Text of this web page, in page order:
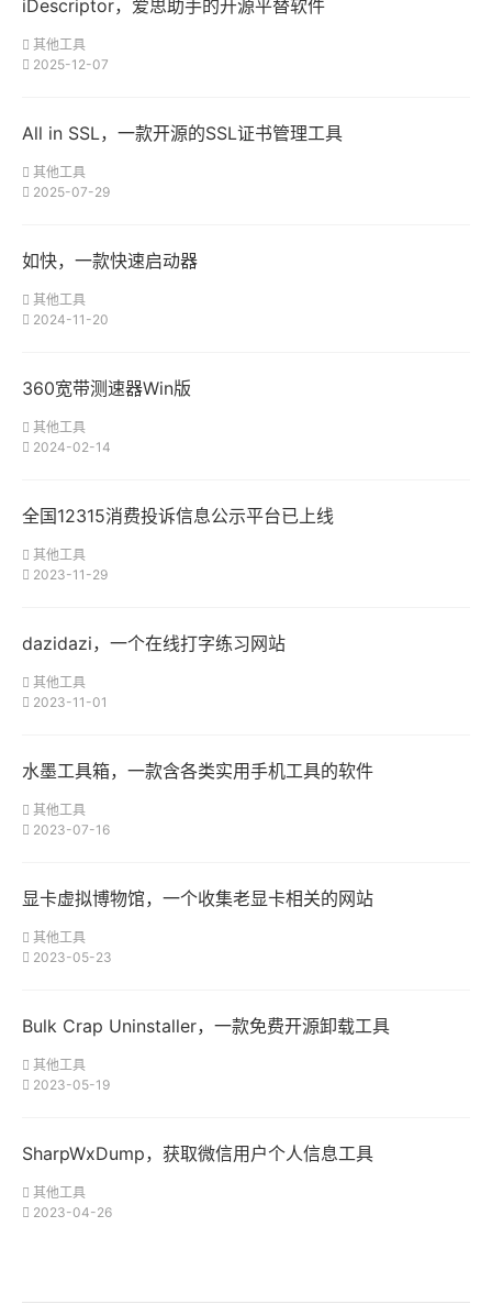
iDescriptor，爱思助手的开源平替软件
其他工具
2025-12-07
All in SSL，一款开源的SSL证书管理工具
其他工具
2025-07-29
如快，一款快速启动器
其他工具
2024-11-20
360宽带测速器Win版
其他工具
2024-02-14
全国12315消费投诉信息公示平台已上线
其他工具
2023-11-29
dazidazi，一个在线打字练习网站
其他工具
2023-11-01
水墨工具箱，一款含各类实用手机工具的软件
其他工具
2023-07-16
显卡虚拟博物馆，一个收集老显卡相关的网站
其他工具
2023-05-23
Bulk Crap Uninstaller，一款免费开源卸载工具
其他工具
2023-05-19
SharpWxDump，获取微信用户个人信息工具
其他工具
2023-04-26